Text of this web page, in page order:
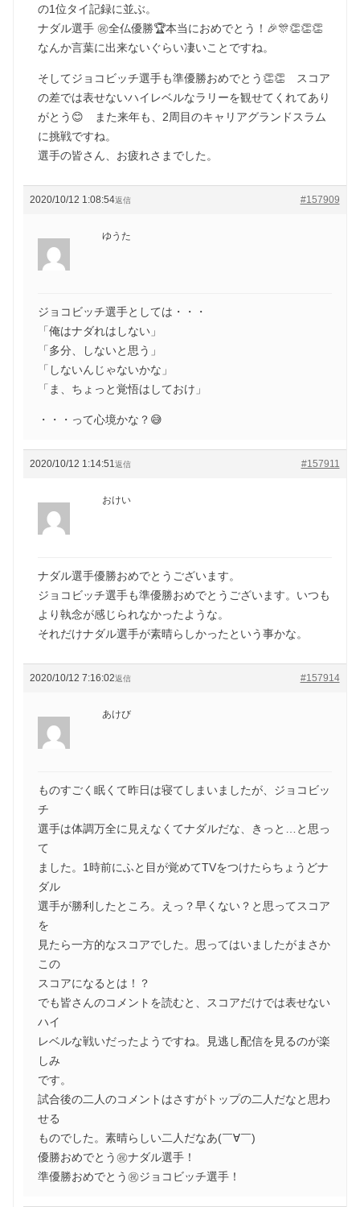
の1位タイ記録に並ぶ。
ナダル選手 ㊗️全仏優勝🏆本当におめでとう！🎉🎊👏👏👏
なんか言葉に出来ないぐらい凄いことですね。
そしてジョコビッチ選手も準優勝おめでとう👏👏 スコア
の差では表せないハイレベルなラリーを観せてくれてあり
がとう😊 また来年も、2周目のキャリアグランドスラム
に挑戦ですね。
選手の皆さん、お疲れさまでした。
2020/10/12 1:08:54 #157909
返信
ゆうた
ジョコビッチ選手としては・・・
「俺はナダれはしない」
「多分、しないと思う」
「しないんじゃないかな」
「ま、ちょっと覚悟はしておけ」
・・・って心境かな？😅
2020/10/12 1:14:51 #157911
返信
おけい
ナダル選手優勝おめでとうございます。
ジョコビッチ選手も準優勝おめでとうございます。いつも
より執念が感じられなかったような。
それだけナダル選手が素晴らしかったという事かな。
2020/10/12 7:16:02 #157914
返信
あけび
ものすごく眠くて昨日は寝てしまいましたが、ジョコビッ
チ
選手は体調万全に見えなくてナダルだな、きっと…と思っ
て
ました。1時前にふと目が覚めてTVをつけたらちょうどナ
ダル
選手が勝利したところ。えっ？早くない？と思ってスコア
を
見たら一方的なスコアでした。思ってはいましたがまさか
この
スコアになるとは！？
でも皆さんのコメントを読むと、スコアだけでは表せない
ハイ
レベルな戦いだったようですね。見逃し配信を見るのが楽
しみ
です。
試合後の二人のコメントはさすがトップの二人だなと思わ
せる
ものでした。素晴らしい二人だなあ(￣∀￣)
優勝おめでとう㊗️ナダル選手！
準優勝おめでとう㊗️ジョコビッチ選手！